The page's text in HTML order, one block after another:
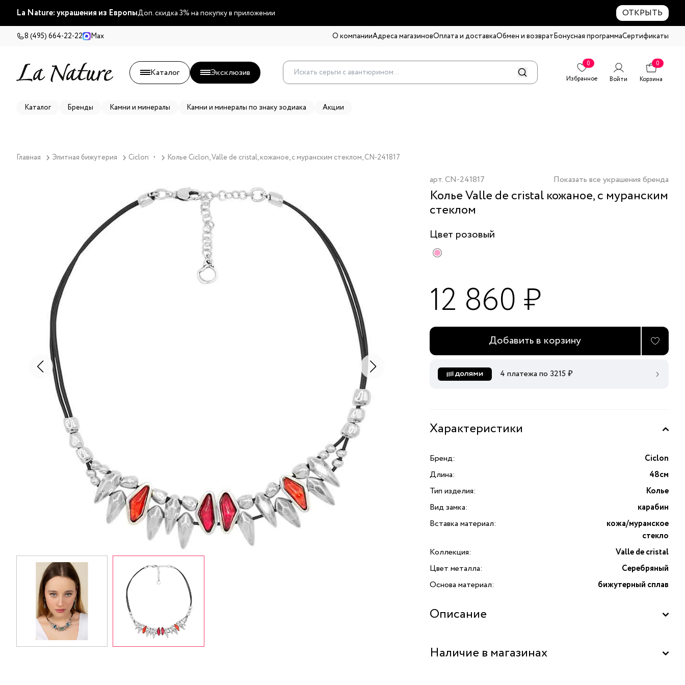
La Nature: украшения из ЕвропыДоп. скидка 3% на покупку в приложении ОТКРЫТЬ
8 (495) 664-22-22 Max О компанииАдреса магазиновОплата и доставкаОбмен и возвратБонусная программаСертификаты
Каталог Эксклюзив
0
Избранное
Войти
0
Корзина
Каталог Бренды Камни и минералы Камни и минералы по знаку зодиака Акции
Главная Элитная бижутерия Ciclon ▼ Колье Ciclon, Valle de cristal, кожаное, с муранским стеклом, CN-241817
арт.CN-241817 Показать все украшения бренда
Колье Valle de cristal кожаное, с муранским
стеклом
Цвет розовый
12 860 ₽
Добавить в корзину
4 платежа по 3215 ₽
Характеристики
Бренд:
Ciclon
Длина:
48см
Тип изделия:
Колье
Вид замка:
карабин
Вставка материал:
кожа/муранское
стекло
Коллекция:
Valle de cristal
Цвет металла:
Серебряный
Основа материал:
бижутерный сплав
Описание
из коллекции «Valle de cristal» от известного бренда Ciclon,
Наличие в магазинах